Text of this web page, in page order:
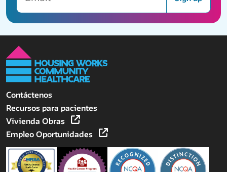
Contáctenos
Recursos para pacientes
Vivienda Obras
Empleo Oportunidades